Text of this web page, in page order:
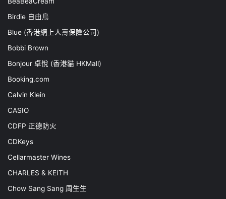
Birdie 自由鳥
Blue (香港網上人壽保險公司)
Bobbi Brown
Bonjour 卓悅 (香港貓 HKMall)
Booking.com
Calvin Klein
CASIO
CDFP 正德防火
CDKeys
Cellarmaster Wines
CHARLES & KEITH
Chow Sang Sang 周生生